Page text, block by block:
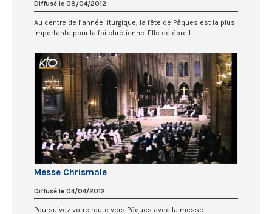
Diffusé le 08/04/2012
Au centre de l’année liturgique, la fête de Pâques est la plus
importante pour la foi chrétienne. Elle célèbre l...
Messe Chrismale
Diffusé le 04/04/2012
Poursuivez votre route vers Pâques avec la messe